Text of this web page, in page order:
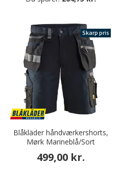
Skarp pris
Blåkläder håndværkershorts,
Mørk Marineblå/Sort
499,00 kr.